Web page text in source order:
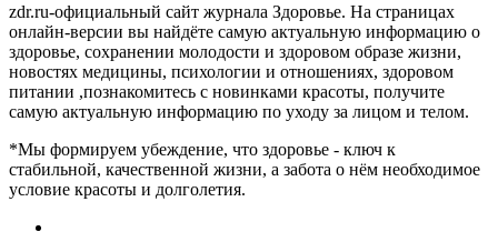
zdr.ru-официальный сайт журнала Здоровье. На страницах
онлайн-версии вы найдёте самую актуальную информацию о
здоровье, сохранении молодости и здоровом образе жизни,
новостях медицины, психологии и отношениях, здоровом
питании ,познакомитесь с новинками красоты, получите
самую актуальную информацию по уходу за лицом и телом.
*Мы формируем убеждение, что здоровье - ключ к
стабильной, качественной жизни, а забота о нём необходимое
условие красоты и долголетия.